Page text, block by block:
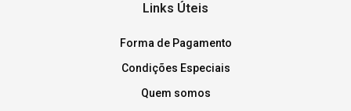
Links Úteis
Forma de Pagamento
Condições Especiais
Quem somos